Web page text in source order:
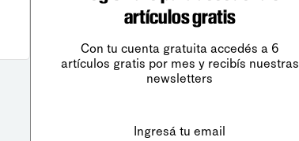
artículos gratis
Con tu cuenta gratuita accedés a 6
artículos gratis por mes y recibís nuestras
newsletters
Ingresá tu email